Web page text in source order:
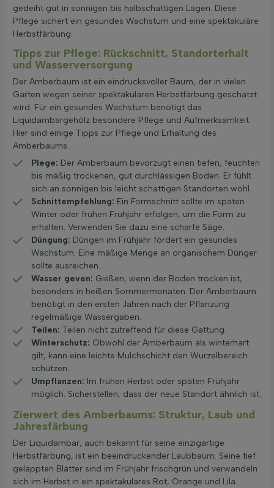
gedeiht gut in sonnigen bis halbschattigen Lagen. Diese
Pflege sichert ein gesundes Wachstum und eine spektakuläre
Herbstfärbung.
Tipps zur Pflege: Rückschnitt, Standorterhalt
und Wasserversorgung
Der Amberbaum ist ein eindrucksvoller Baum, der in vielen
Gärten wegen seiner spektakulären Herbstfärbung geschätzt
wird. Für ein gesundes Wachstum benötigt das
Liquidambargehölz besondere Pflege und Aufmerksamkeit.
Hier sind einige Tipps zur Pflege und Erhaltung des
Amberbaums.
Plege: Der Amberbaum bevorzugt einen tiefen, feuchten
bis mäßig trockenen, gut durchlässigen Boden. Er fühlt
sich an sonnigen bis leicht schattigen Standorten wohl.
Schnitt­empfehlung: Ein Formschnitt sollte im späten
Winter oder frühen Frühjahr erfolgen, um die Form zu
erhalten. Verwenden Sie dazu eine scharfe Säge.
Düngung: Düngen im Frühjahr fördert ein gesundes
Wachstum. Eine mäßige Menge an organischem Dünger
sollte ausreichen.
Wasser geven: Gießen, wenn der Boden trocken ist,
besonders in heißen Sommermonaten. Der Amberbaum
benötigt in den ersten Jahren nach der Pflanzung
regelmäßige Wassergaben.
Teilen: Teilen nicht zutreffend für diese Gattung.
Winterschutz: Obwohl der Amberbaum als winterhart
gilt, kann eine leichte Mulchschicht den Wurzelbereich
schützen.
Umpflanzen: Im frühen Herbst oder späten Frühjahr
möglich. Sicherstellen, dass der neue Standort ähnlich ist.
Zierwert des Amberbaums: Struktur, Laub und
Jahresfärbung
Der Liquidambar, auch bekannt für seine einzigartige
Herbstfärbung, ist ein beeindruckender Laubbaum. Seine tief
gelappten Blätter sind im Frühjahr frischgrün und verwandeln
sich im Herbst in ein spektakuläres Rot, Orange und Lila.